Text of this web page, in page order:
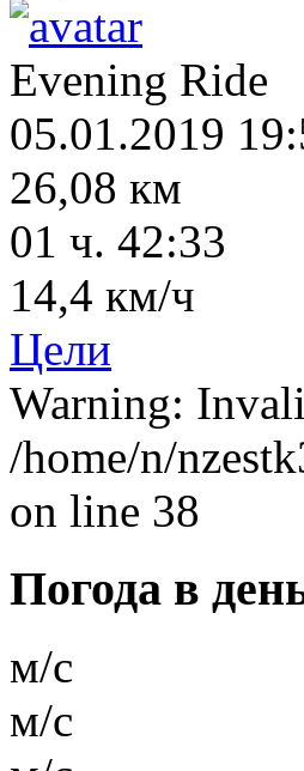
Evening Ride
05.01.2019
26,08 км
01 ч. 42:33
14,4 км/ч
Цели
Warning:
/home/n/
on line 38
Погода в
м/с
м/с